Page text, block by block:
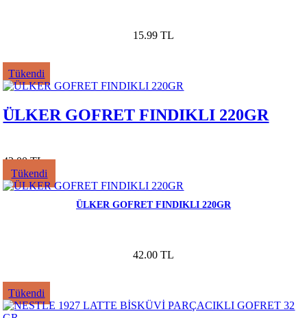
15.99 TL
Tükendi
ÜLKER GOFRET FINDIKLI 220GR
42.00 TL
Tükendi
ÜLKER GOFRET FINDIKLI 220GR
42.00 TL
Tükendi